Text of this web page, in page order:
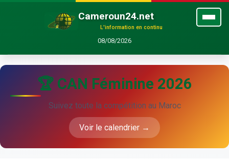
Cameroun24.net
L'information en continu
08/08/2026
🏆 CAN Féminine 2026
Suivez toute la compétition au Maroc
Voir le calendrier →